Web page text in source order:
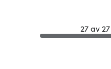
27 av